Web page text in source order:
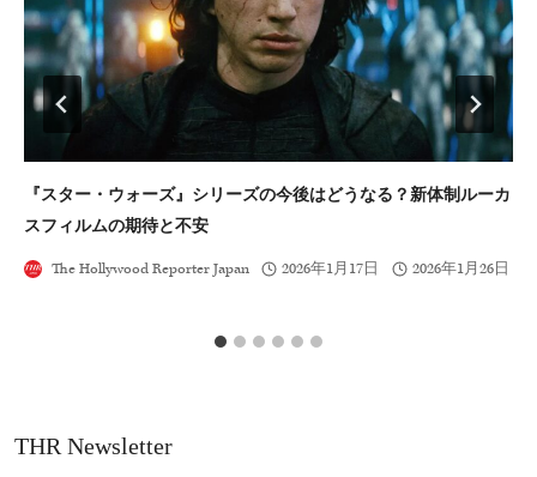
『スター・ウォーズ』シリーズの今後はどうなる？新体制ルーカ
スフィルムの期待と不安
The Hollywood Reporter Japan 2026年1月17日 2026年1月26日
THR Newsletter